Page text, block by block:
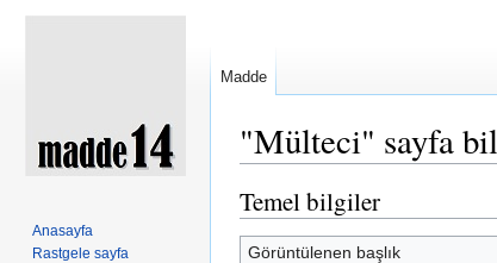
"Mülteci" sayfa
Temel bilgiler
Görüntülenen başlık
Madde
Anasayfa
Rastgele sayfa